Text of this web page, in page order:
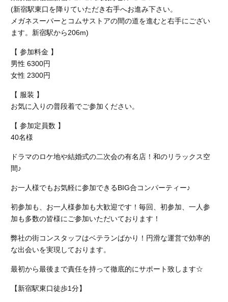
(新宿駅東口を降りていただき右手へお進み下さい。
メガネスーパーとコムサストアの間の道を進むと右手にござい
ます。新宿駅から206m)
【 参加料金 】
男性 6300円
女性 2300円
【 服装 】
お気に入りの普段着でご参加ください。
【 参加定員数 】
40名様
ドラマのロケ地や結婚式の二次会の有名店！和のリラックス空
間♪
お一人様でもお気軽に参加できるBIG合コンパーティー♪
初参加も、お一人様参加も大歓迎です！毎回、初参加、一人参
加も多数の皆様にご参加いただいております！
弊社の街コンスタッフはベテランばかり！円滑な運営で効率的
な出会いを実現しております。
最初から最後まで責任を持って徹底的にサポート致します☆
【新宿駅東口徒歩1分】